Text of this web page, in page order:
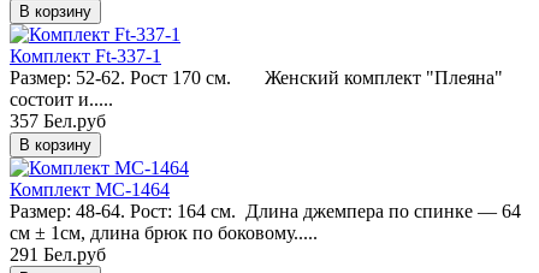
Комплект Ft-337-1
Размер: 52-62. Рост 170 см. Женский комплект "Плеяна"
состоит и.....
357 Бел.руб
Комплект MC-1464
Размер: 48-64. Рост: 164 см. Длина джемпера по спинке — 64
см ± 1см, длина брюк по боковому.....
291 Бел.руб